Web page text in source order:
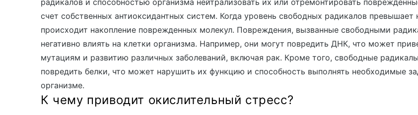
счет собственных антиоксидантных систем. Когда уровень свободных радикалов превышает
происходит накопление поврежденных молекул. Повреждения, вызванные свободными
негативно влиять на клетки организма. Например, они могут повредить ДНК, что может
мутациям и развитию различных заболеваний, включая рак. Кроме того, свободные
повредить белки, что может нарушить их функцию и способность выполнять необходимые
организме.
К чему приводит окислительный стресс?